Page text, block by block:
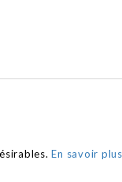
En savoir